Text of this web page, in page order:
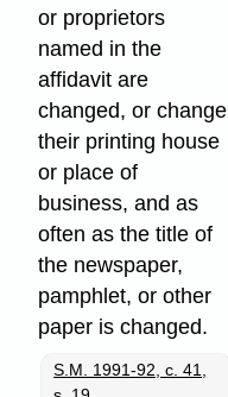
or proprietors
named in the
affidavit are
changed, or change
their printing house
or place of
business, and as
often as the title of
the newspaper,
pamphlet, or other
paper is changed.
S.M. 1991-92, c. 41,